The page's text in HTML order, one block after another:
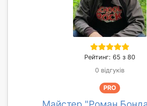
Рейтинг: 65 з 80
0 відгуків
PRO